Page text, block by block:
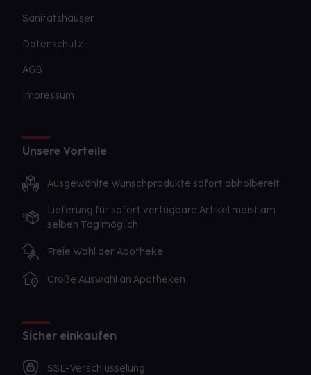
Sanitätshäuser
Datenschutz
AGB
Impressum
Unsere Vorteile
Ausgewählte Wunschprodukte sofort abholbereit
Lieferung für sofort verfügbare Artikel meist am
selben Tag möglich
Freie Wahl der Apotheke
Große Auswahl an Apotheken
Sicher einkaufen
SSL-Verschlüsselung